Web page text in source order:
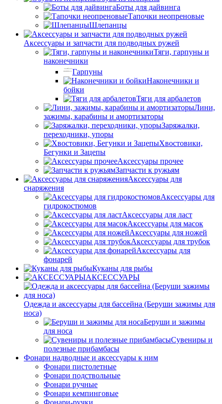
Боты для дайвинга
Тапочки неопреновые
Шлепанцы
Аксессуары и запчасти для подводных ружей
Тяги, гарпуны и
наконечники
Гарпуны
Наконечники и
бойки
Тяги для арбалетов
Лини,
зажимы, карабины и амортизаторы
Заряжалки,
переходники, упоры
Хвостовики,
Бегунки и Зацепы
Аксессуары прочее
Запчасти к ружьям
Аксессуары для
снаряжения
Аксессуары для
гидрокостюмов
Аксессуары для ласт
Аксессуары для масок
Аксессуары для ножей
Аксессуары для трубок
Аксессуары для
фонарей
Куканы для рыбы
АКСЕССУАРЫ
Одежда и аксессуары для бассейна (Беруши зажимы для
носа)
Беруши и зажимы
для носа
Сувениры и
полезные прибамбасы
Фонари надводные и аксессуары к ним
Фонари пистолетные
Фонари подствольные
Фонари ручные
Фонари кемпинговые
Фонари-ручки